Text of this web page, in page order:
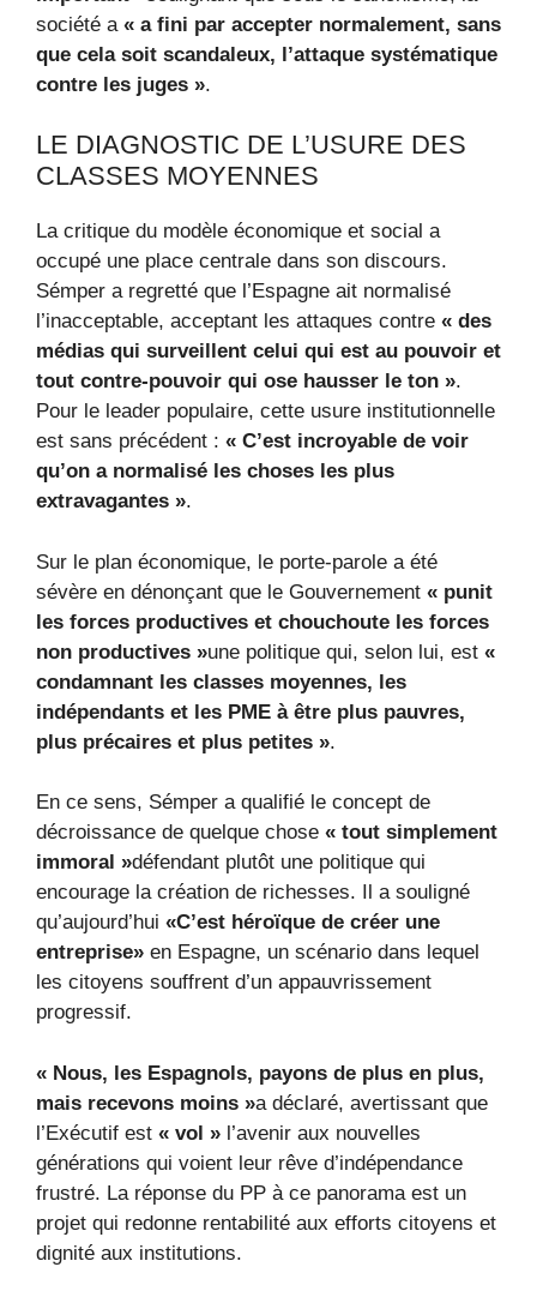
société a « a fini par accepter normalement, sans
que cela soit scandaleux, l’attaque systématique
contre les juges ».
LE DIAGNOSTIC DE L’USURE DES
CLASSES MOYENNES
La critique du modèle économique et social a
occupé une place centrale dans son discours.
Sémper a regretté que l’Espagne ait normalisé
l’inacceptable, acceptant les attaques contre « des
médias qui surveillent celui qui est au pouvoir et
tout contre-pouvoir qui ose hausser le ton ».
Pour le leader populaire, cette usure institutionnelle
est sans précédent : « C’est incroyable de voir
qu’on a normalisé les choses les plus
extravagantes ».
Sur le plan économique, le porte-parole a été
sévère en dénonçant que le Gouvernement « punit
les forces productives et chouchoute les forces
non productives »une politique qui, selon lui, est «
condamnant les classes moyennes, les
indépendants et les PME à être plus pauvres,
plus précaires et plus petites ».
En ce sens, Sémper a qualifié le concept de
décroissance de quelque chose « tout simplement
immoral »défendant plutôt une politique qui
encourage la création de richesses. Il a souligné
qu’aujourd’hui «C’est héroïque de créer une
entreprise» en Espagne, un scénario dans lequel
les citoyens souffrent d’un appauvrissement
progressif.
« Nous, les Espagnols, payons de plus en plus,
mais recevons moins »a déclaré, avertissant que
l’Exécutif est « vol » l’avenir aux nouvelles
générations qui voient leur rêve d’indépendance
frustré. La réponse du PP à ce panorama est un
projet qui redonne rentabilité aux efforts citoyens et
dignité aux institutions.